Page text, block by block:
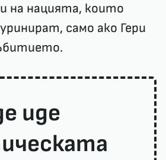
на нацията, които
само ако Гери
иде